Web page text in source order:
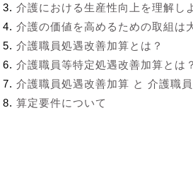
介護における生産性向上を理解し
介護の価値を高めるための取組は
介護職員処遇改善加算とは？
介護職員等特定処遇改善加算とは？
介護職員処遇改善加算 と 介護職
算定要件について